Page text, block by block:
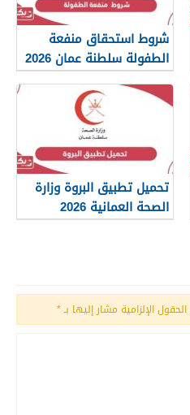
شروط استحقاق منفعة
الطفولة سلطنة عمان 2026
تحميل تطبيق البروة وزارة
الصحة العمانية 2026
الحقول الإلزامية مشار إليها بـ*